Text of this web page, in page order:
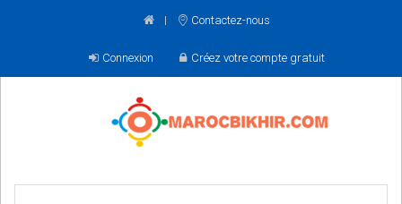
Contactez-nous
Connexion Créez votre compte gratuit